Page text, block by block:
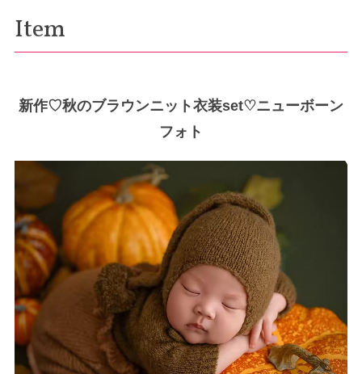
Item
新作♡秋のブラウンニット衣装set♡ニューボーン
フォト